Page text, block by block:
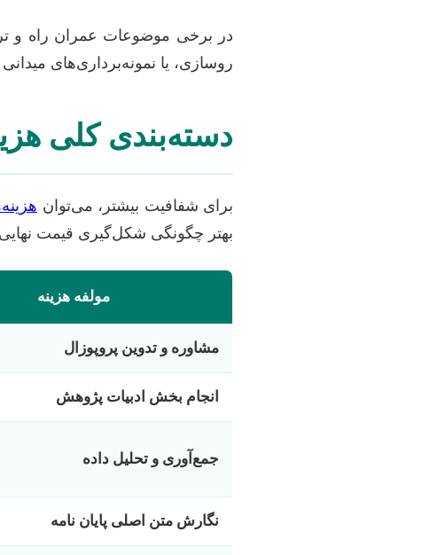
در برخی موضوعات عمران راه و
روسازی، یا نمونه‌برداری‌های
دسته‌بندی کلی
برای شفافیت بیشتر، می‌توان
بهتر چگونگی شکل‌گیری قیمت
مولفه هزینه
مشاوره و تدوین پروپوزال
انجام بخش ادبیات پژوهش
جمع‌آوری و تحلیل داده
نگارش متن اصلی پایان نامه